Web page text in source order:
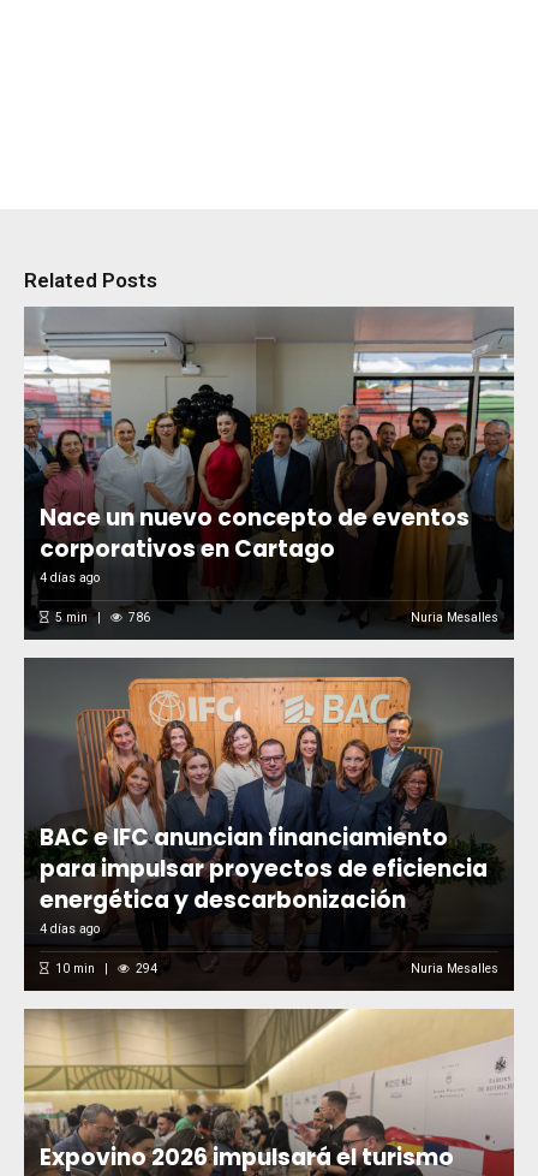
Related Posts
Nace un nuevo concepto de eventos
corporativos en Cartago
4 días ago
5min 786 Nuria Mesalles
BAC e IFC anuncian financiamiento
para impulsar proyectos de eficiencia
energética y descarbonización
4 días ago
10min 294 Nuria Mesalles
Expovino 2026 impulsará el turismo